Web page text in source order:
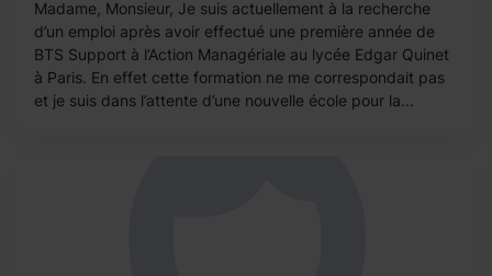
Madame, Monsieur, Je suis actuellement à la recherche
d’un emploi après avoir effectué une première année de
BTS Support à l’Action Managériale au lycée Edgar Quinet
à Paris. En effet cette formation ne me correspondait pas
et je suis dans l’attente d’une nouvelle école pour la...